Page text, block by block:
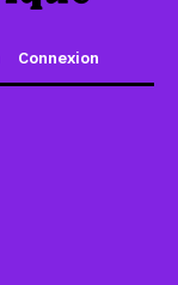
Connexion